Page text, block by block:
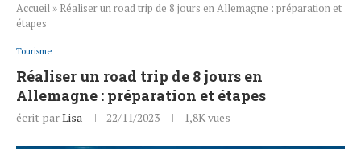
Accueil » Réaliser un road trip de 8 jours en Allemagne : préparation et
étapes
Tourisme
Réaliser un road trip de 8 jours en
Allemagne : préparation et étapes
écrit parLisa 22/11/2023 1,8Kvues